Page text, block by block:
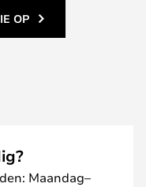
OP
Maandag–